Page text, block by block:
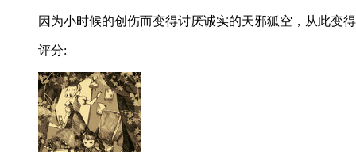
因为小时候的创伤而变得讨厌诚实的天邪狐空，从此变
评分: